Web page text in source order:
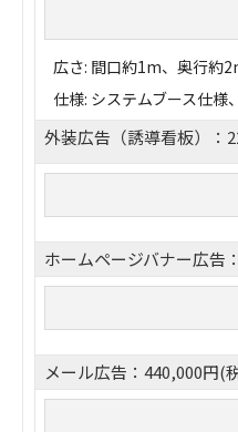
広さ: 間口約1m、奥行約
仕様: システムブース仕様
外装広告（誘導看板）：
ホームページバナー広告
メール広告：440,000円(